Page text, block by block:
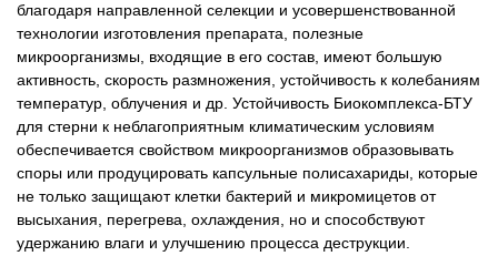
благодаря направленной селекции и усовершенствованной
технологии изготовления препарата, полезные
микроорганизмы, входящие в его состав, имеют большую
активность, скорость размножения, устойчивость к колебаниям
температур, облучения и др. Устойчивость Биокомплекса-БТУ
для стерни к неблагоприятным климатическим условиям
обеспечивается свойством микроорганизмов образовывать
споры или продуцировать капсульные полисахариды, которые
не только защищают клетки бактерий и микромицетов от
высыхания, перегрева, охлаждения, но и способствуют
удержанию влаги и улучшению процесса деструкции.